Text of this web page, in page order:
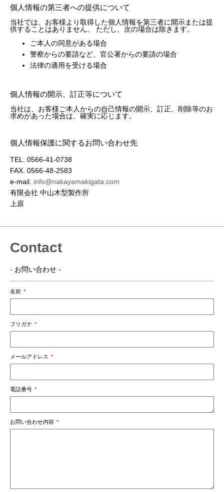
個人情報の第三者への提供について
当社では、お客様より取得した個人情報を第三者に開示または提
供することはありません。 ただし、次の場合は除きます。
ご本人の同意がある場合
警察からの要請など、官公署からの要請の場合
法律の適用を受ける場合
個人情報の開示、訂正等について
当社は、お客様ご本人からの自己情報の開示、訂正、削除等のお
求めがあった場合は、確実に応じます。
個人情報保護に関するお問い合わせ先
TEL. 0566-41-0738
FAX. 0566-48-2583
e-mail. info@nakayamakigata.com
有限会社 中山木型製作所
上原
Contact
- お問い合わせ -
名前
フリガナ
メールアドレス
電話番号
お問い合わせ内容